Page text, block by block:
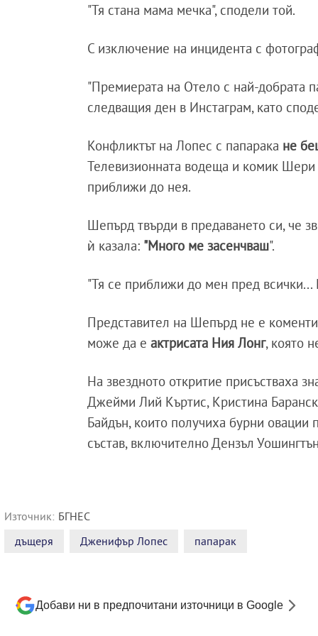
"Тя стана мама мечка", сподели той.
С изключение на инцидента с
"Премиерата на Отело с най-добрата
следващия ден в Инстаграм, като
Конфликтът на Лопес с папарака не
Телевизионната водеща и комик Шери
приближи до нея.
Шепърд твърди в предаването си, че
ѝ казала: "Много ме засенчваш".
"Тя се приближи до мен пред
Представител на Шепърд не е
може да е актрисата Ния Лонг, която
На звездното откритие присъстваха
Джейми Лий Къртис, Кристина
Байдън, които получиха бурни овации
състав, включително Дензъл
Източник: БГНЕС
дъщеря
Дженифър Лопес папарак
Добави ни в предпочитани източници в Google